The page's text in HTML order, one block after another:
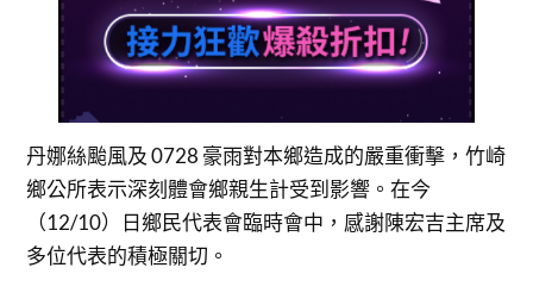
丹娜絲颱風及 0728 豪雨對本鄉造成的嚴重衝擊，竹崎
鄉公所表示深刻體會鄉親生計受到影響。在今
（12/10）日鄉民代表會臨時會中，感謝陳宏吉主席及
多位代表的積極關切。